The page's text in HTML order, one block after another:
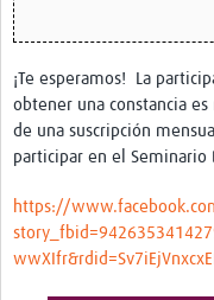
¡Te esperamos! La
obtener una constancia
de una suscripción
participar en el Seminario
https://